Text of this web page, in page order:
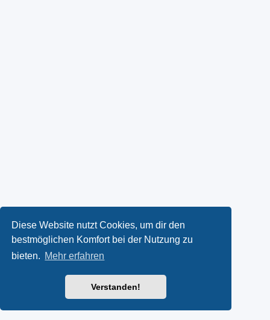
Diese Website nutzt Cookies, um dir den
bestmöglichen Komfort bei der Nutzung zu
bieten. Mehr erfahren
Verstanden!